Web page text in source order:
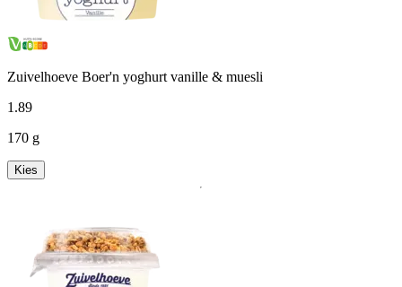
Zuivelhoeve Boer'n yoghurt vanille & muesli
1 .89
170 g
Kies